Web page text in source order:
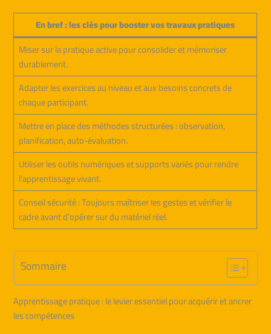
En bref : les clés pour booster vos travaux pratiques
Miser sur la pratique active pour consolider et mémoriser
durablement.
Adapter les exercices au niveau et aux besoins concrets de
chaque participant.
Mettre en place des méthodes structurées : observation,
planification, auto-évaluation.
Utiliser les outils numériques et supports variés pour rendre
l’apprentissage vivant.
Conseil sécurité : Toujours maîtriser les gestes et vérifier le
cadre avant d’opérer sur du matériel réel.
Sommaire
Apprentissage pratique : le levier essentiel pour acquérir et ancrer
les compétences